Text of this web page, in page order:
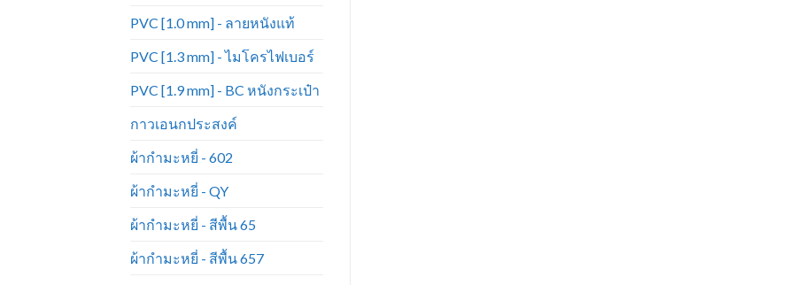
PVC [1.0 mm] - ลายหนังแท้
PVC [1.3 mm] - ไมโครไฟเบอร์
PVC [1.9 mm] - BC หนังกระเป๋า
กาวเอนกประสงค์
ผ้ากำมะหยี่ - 602
ผ้ากำมะหยี่ - QY
ผ้ากำมะหยี่ - สีพื้น 65
ผ้ากำมะหยี่ - สีพื้น 657